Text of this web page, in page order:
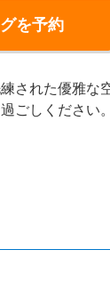
を予約
された優雅な
ごしください。